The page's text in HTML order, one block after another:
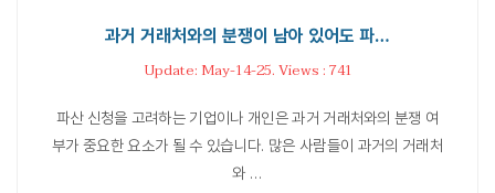
과거 거래처와의 분쟁이 남아 있어도 파…
Update: May-14-25. Views : 741
파산 신청을 고려하는 기업이나 개인은 과거 거래처와의 분쟁 여
부가 중요한 요소가 될 수 있습니다. 많은 사람들이 과거의 거래처
와 …